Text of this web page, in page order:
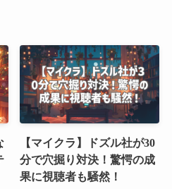
【マイクラ】ドズル社が30
分で穴掘り対決！驚愕の成
果に視聴者も騒然！